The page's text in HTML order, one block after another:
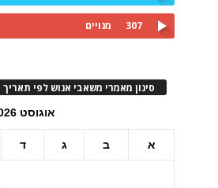
307 מנויים
סינון מאמרי משאבי אנוש לפי תאריך
אוגוסט 2026
א ב ג ד